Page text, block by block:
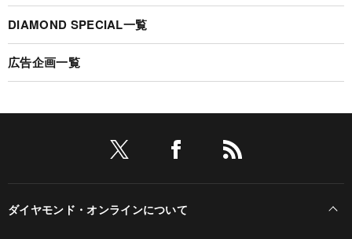
DIAMOND SPECIAL一覧
広告企画一覧
ダイヤモンド・オンラインについて